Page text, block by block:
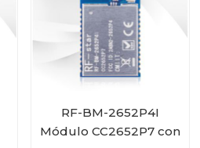
RF-BM-2652P4I
Módulo CC2652P7 con